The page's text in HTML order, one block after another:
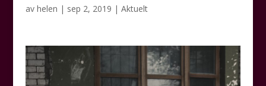
av helen | sep 2, 2019 | Aktuelt